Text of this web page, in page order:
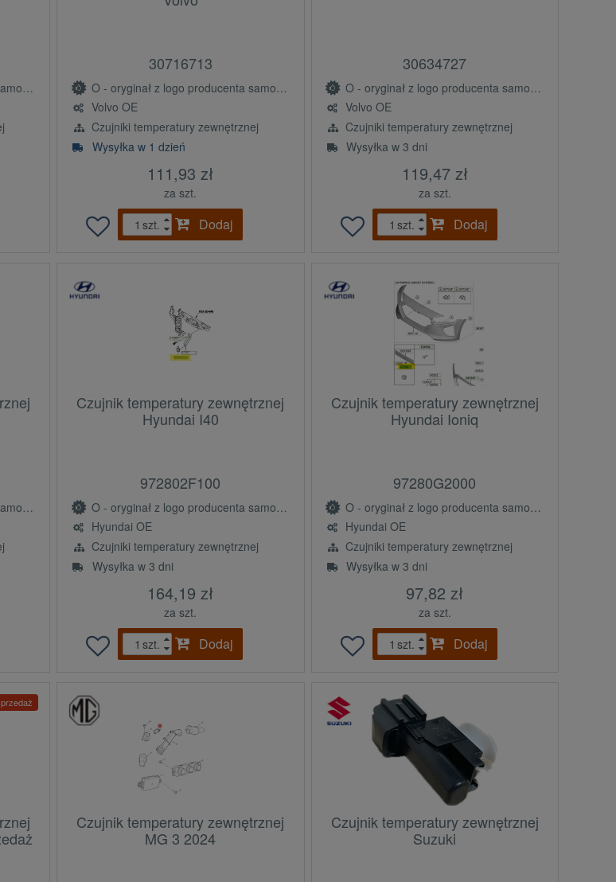
(OE)
30716713
O - oryginał z logo producenta samochodu (OE)
Volvo OE
Czujniki temperatury zewnętrznej
Wysyłka w 1 dzień
111,93 zł
za szt.
szt.
Dodaj
30634727
O - oryginał z logo producenta samochodu (OE)
Volvo OE
Czujniki temperatury zewnętrznej
Wysyłka w 3 dni
119,47 zł
za szt.
szt.
Dodaj
(OE)
Czujnik temperatury zewnętrznej
Hyundai I40
972802F100
O - oryginał z logo producenta samochodu (OE)
Hyundai OE
Czujniki temperatury zewnętrznej
Wysyłka w 3 dni
164,19 zł
za szt.
szt.
Dodaj
Czujnik temperatury zewnętrznej
Hyundai Ioniq
97280G2000
O - oryginał z logo producenta samochodu (OE)
Hyundai OE
Czujniki temperatury zewnętrznej
Wysyłka w 3 dni
97,82 zł
za szt.
szt.
Dodaj
Czujnik temperatury zewnętrznej
MG 3 2024
Czujnik temperatury zewnętrznej
Suzuki